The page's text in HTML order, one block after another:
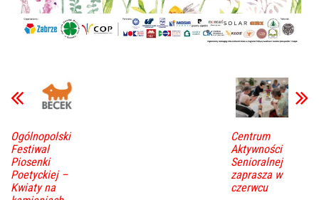
Ogólnopolski
Festiwal
Piosenki
Poetyckiej –
Kwiaty na
Centrum
Aktywności
Senioralnej
zaprasza w
czerwcu